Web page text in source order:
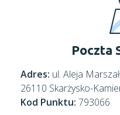
Poczta
Adres: ul. Aleja
26110 Skarżysko-
Kod Punktu: 793066